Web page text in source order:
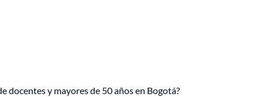
docentes y mayores de 50 años en Bogotá?